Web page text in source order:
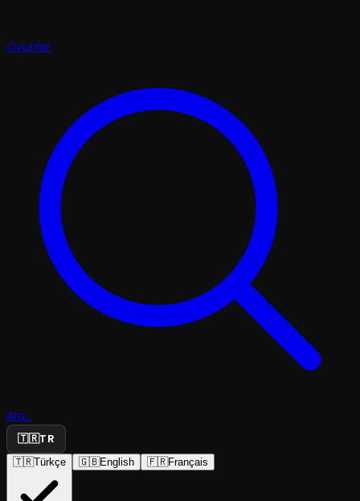
Oyunlar
Ara...
🇹🇷TR
🇹🇷Türkçe 🇬🇧English 🇫🇷Français